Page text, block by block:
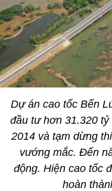
Dự án cao tốc Bến
đầu tư hơn 31.320
2014 và tạm dừng
vướng mắc. Đến
động. Hiện cao tốc
hoàn